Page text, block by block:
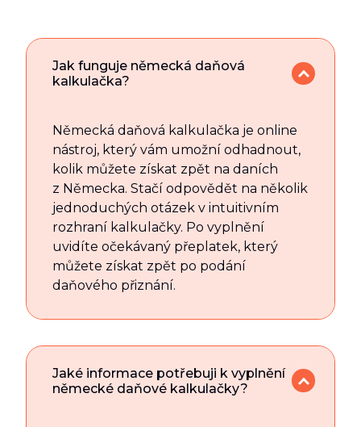
Jak funguje německá daňová
kalkulačka?
Německá daňová kalkulačka je online
nástroj, který vám umožní odhadnout,
kolik můžete získat zpět na daních
z Německa. Stačí odpovědět na několik
jednoduchých otázek v intuitivním
rozhraní kalkulačky. Po vyplnění
uvidíte očekávaný přeplatek, který
můžete získat zpět po podání
daňového přiznání.
Jaké informace potřebuji k vyplnění
německé daňové kalkulačky?